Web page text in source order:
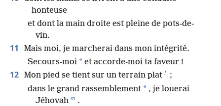
honteuse
et dont la main droite est pleine de pots-de-
vin.
11
Mais moi, je marcherai dans mon intégrité.
Secours-moi * et accorde-moi ta faveur !
12 Mon pied se tient sur un terrain plat l ;
dans le grand rassemblement * , je louerai
Jéhovah m .